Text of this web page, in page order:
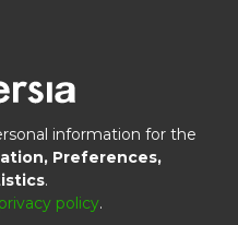
© 2002-2026
information for the
Preferences,
.
privacy policy.